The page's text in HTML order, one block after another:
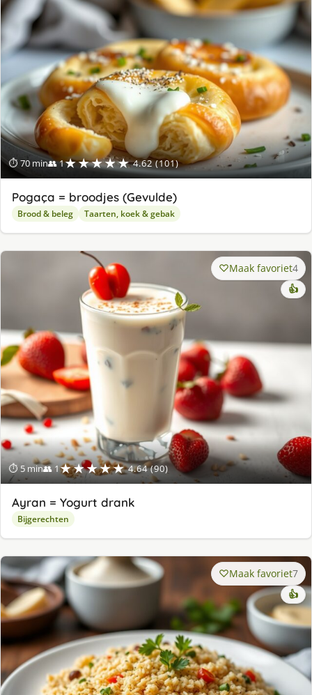
⏱ 70 min👥 1★★★★★ 4.62 (101)
Pogaça = broodjes (Gevulde)
Brood & beleg Taarten, koek & gebak
⏱ 5 min👥 1★★★★★ 4.64 (90)
Maak favoriet4
👍
Ayran = Yogurt drank
Bijgerechten
Maak favoriet7
👍